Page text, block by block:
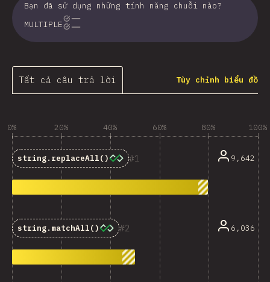
Bạn đã sử dụng những tính năng chuỗi nào?
MULTIPLE
Tất cả câu trả lời Tùy chỉnh biểu đồ
0% 20% 40% 60% 80% 100%
1
string.replaceAll() 9,642
2
string.matchAll() 6,036